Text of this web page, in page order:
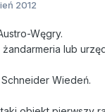
2012
Węgry.
lub
Wiedeń.